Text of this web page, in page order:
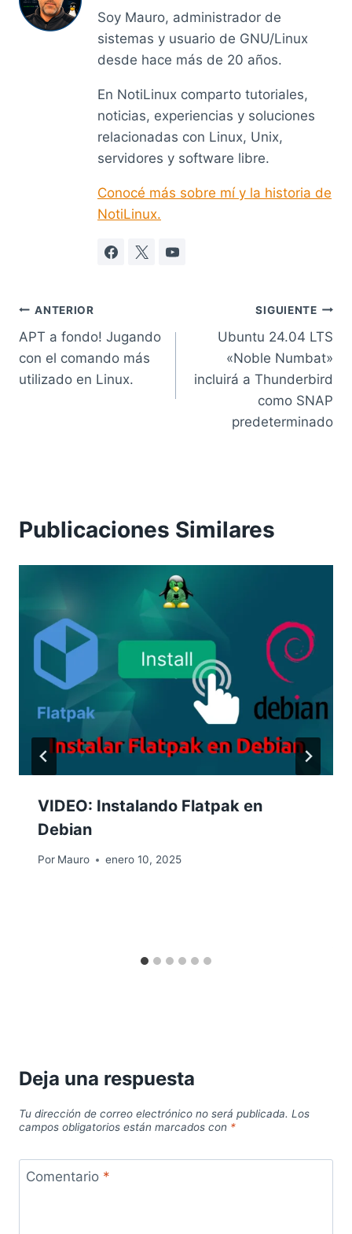
Soy Mauro, administrador de
sistemas y usuario de GNU/Linux
desde hace más de 20 años.
En NotiLinux comparto tutoriales,
noticias, experiencias y soluciones
relacionadas con Linux, Unix,
servidores y software libre.
Conocé más sobre mí y la historia de
NotiLinux.
Navegación
de
entradas
ANTERIOR
APT a fondo! Jugando
con el comando más
utilizado en Linux.
SIGUIENTE
Ubuntu 24.04 LTS
«Noble Numbat»
incluirá a Thunderbird
como SNAP
predeterminado
Publicaciones Similares
VIDEO: Instalando Flatpak en
Debian
Por Mauro enero 10, 2025
Deja una respuesta
Tu dirección de correo electrónico no será publicada. Los
campos obligatorios están marcados con *
Comentario *